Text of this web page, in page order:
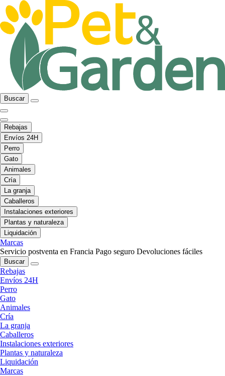
Buscar
Rebajas
Envíos 24H
Perro
Gato
Animales
Cría
La granja
Caballeros
Instalaciones exteriores
Plantas y naturaleza
Liquidación
Marcas
Servicio postventa en Francia Pago seguro Devoluciones fáciles
Buscar
Rebajas
Envíos 24H
Perro
Gato
Animales
Cría
La granja
Caballeros
Instalaciones exteriores
Plantas y naturaleza
Liquidación
Marcas